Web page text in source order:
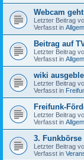
Webcam
Letzter Beitrag
Verfasst in
Beitrag auf
Letzter Beitrag
Verfasst in
wiki
Letzter Beitrag
Verfasst in
Freifunk-
Letzter Beitrag
Verfasst in
3. Funkbörse
Letzter Beitrag
Verfasst in